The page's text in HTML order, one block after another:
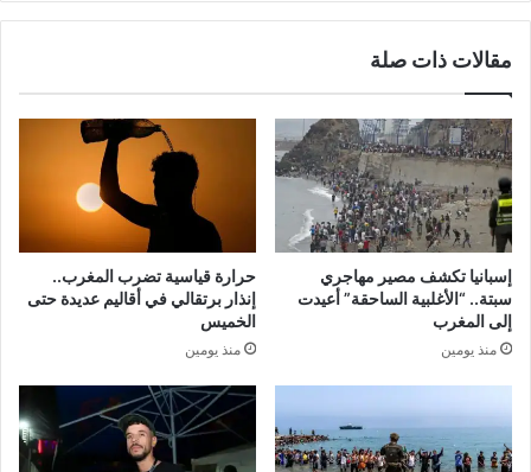
مقالات ذات صلة
إسبانيا تكشف مصير مهاجري
سبتة.. “الأغلبية الساحقة” أعيدت
إلى المغرب
منذ يومين
حرارة قياسية تضرب المغرب..
إنذار برتقالي في أقاليم عديدة حتى
الخميس
منذ يومين